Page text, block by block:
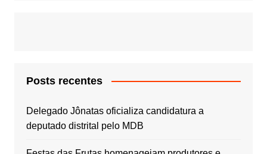
Posts recentes
Delegado Jônatas oficializa candidatura a
deputado distrital pelo MDB